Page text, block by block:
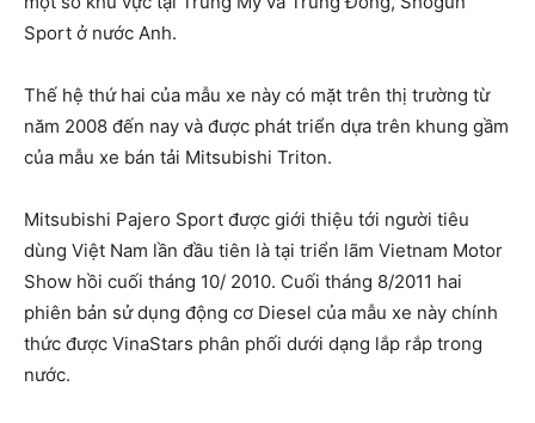
Sport ở nước Anh.
Thế hệ thứ hai của mẫu xe này có mặt trên thị trường từ
năm 2008 đến nay và được phát triển dựa trên khung gầm
của mẫu xe bán tải Mitsubishi Triton.
Mitsubishi Pajero Sport được giới thiệu tới người tiêu
dùng Việt Nam lần đầu tiên là tại triển lãm Vietnam Motor
Show hồi cuối tháng 10/ 2010. Cuối tháng 8/2011 hai
phiên bản sử dụng động cơ Diesel của mẫu xe này chính
thức được VinaStars phân phối dưới dạng lắp rắp trong
nước.